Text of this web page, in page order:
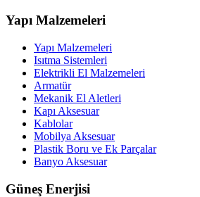
Yapı Malzemeleri
Yapı Malzemeleri
Isıtma Sistemleri
Elektrikli El Malzemeleri
Armatür
Mekanik El Aletleri
Kapı Aksesuar
Kablolar
Mobilya Aksesuar
Plastik Boru ve Ek Parçalar
Banyo Aksesuar
Güneş Enerjisi